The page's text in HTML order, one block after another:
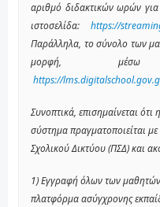
αριθμό διδακτικών ωρών
ιστοσελίδα: https://
Παράλληλα, το σύνολο των
μορφή, μέσω
https://
Συνοπτικά, επισημαίνεται
σύστημα πραγματοποιείται
Σχολικού Δικτύου (ΠΣΔ) και
1) Εγγραφή όλων των
πλατφόρμα ασύγχρονης